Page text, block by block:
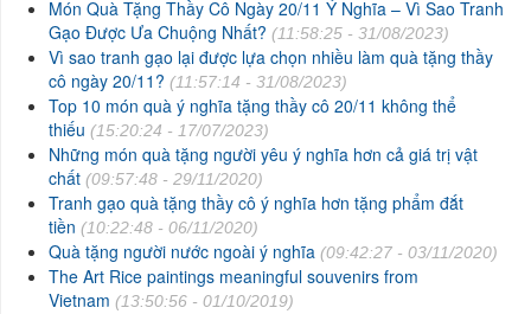
Món Quà Tặng Thầy Cô Ngày 20/11 Ý Nghĩa – Vì Sao Tranh
Gạo Được Ưa Chuộng Nhất? (11:58:25 - 31/08/2023)
Vì sao tranh gạo lại được lựa chọn nhiều làm quà tặng thầy
cô ngày 20/11? (11:57:14 - 31/08/2023)
Top 10 món quà ý nghĩa tặng thầy cô 20/11 không thể
thiếu (15:20:24 - 17/07/2023)
Những món quà tặng người yêu ý nghĩa hơn cả giá trị vật
chất (09:57:48 - 29/11/2020)
Tranh gạo quà tặng thầy cô ý nghĩa hơn tặng phẩm đắt
tiền (10:22:48 - 06/11/2020)
Quà tặng người nước ngoài ý nghĩa (09:42:27 - 03/11/2020)
The Art Rice paintings meaningful souvenirs from
Vietnam (13:50:56 - 01/10/2019)